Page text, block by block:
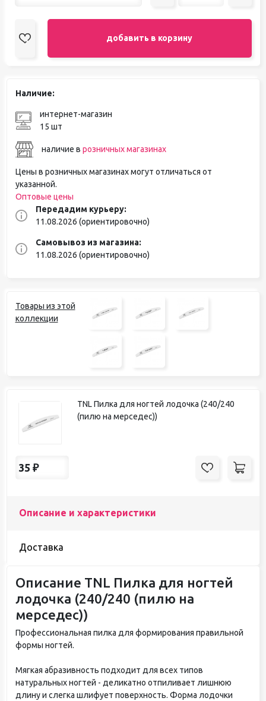
добавить в корзину
Наличие:
интернет-магазин
15 шт
наличие в розничных магазинах
Цены в розничных магазинах могут отличаться от
указанной.
Оптовые цены
Передадим курьеру:
11.08.2026 (ориентировочно)
Самовывоз из магазина:
11.08.2026 (ориентировочно)
Товары из этой
коллекции
TNL Пилка для ногтей лодочка (240/240
(пилю на мерседес))
35 ₽
Описание и характеристики
Доставка
Описание TNL Пилка для ногтей
лодочка (240/240 (пилю на
мерседес))
Профессиональная пилка для формирования правильной
формы ногтей.
Мягкая абразивность подходит для всех типов
натуральных ногтей - деликатно отпиливает лишнюю
длину и слегка шлифует поверхность. Форма лодочки